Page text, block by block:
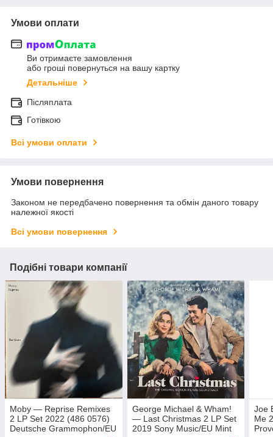
Умови оплати
Ви отримаєте замовлення
або гроші повернуться на вашу картку
Детальніше
Післяплата
Готівкою
Всі умови оплати
Умови повернення
Законом не передбачено повернення та обмін даного товару
належної якості
Всі умови повернення
Подібні товари компанії
Moby — Reprise Remixes
2 LP Set 2022 (486 0576)
Deutsche Grammophon/EU
George Michael & Wham!
— Last Christmas 2 LP Set
2019 Sony Music/EU Mint
Joe
Me